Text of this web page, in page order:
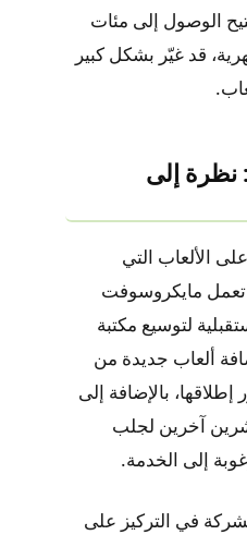
الوصول إلى مئات
قد غيّر بشكل كبير
نظرة إلى
على الألعاب التي
تعمل مايكروسوفت
لتوسيع مكتبة
ألعاب جديدة من
بالإضافة إلى
آخرين لجلب
إلى الخدمة.
في التركيز على